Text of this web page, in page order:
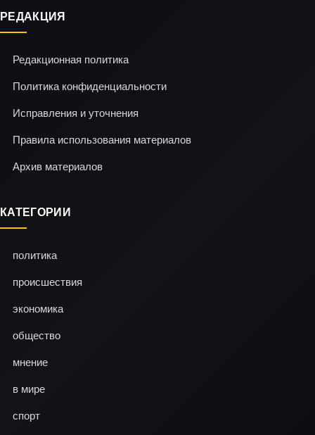
РЕДАКЦИЯ
Редакционная политика
Политика конфиденциальности
Исправления и уточнения
Правила использования материалов
Архив материалов
КАТЕГОРИИ
политика
происшествия
экономика
общество
мнение
в мире
спорт